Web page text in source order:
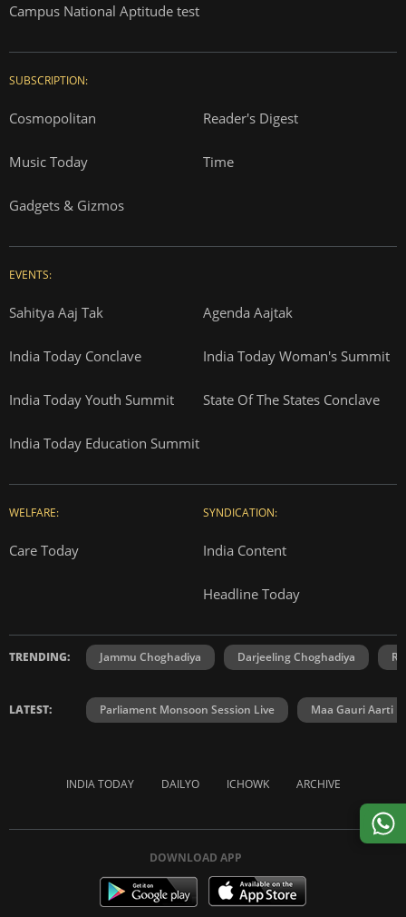
Campus National Aptitude test
SUBSCRIPTION:
Cosmopolitan Reader's Digest
Music Today Time
Gadgets & Gizmos
EVENTS:
Sahitya Aaj Tak Agenda Aajtak
India Today Conclave India Today Woman's Summit
India Today Youth Summit State Of The States Conclave
India Today Education Summit
WELFARE:
Care Today
SYNDICATION:
India Content
Headline Today
TRENDING: Jammu Choghadiya Darjeeling Choghadiya
LATEST: Parliament Monsoon Session Live Maa Gauri Aarti
INDIA TODAY DAILYO ICHOWK ARCHIVE
DOWNLOAD APP